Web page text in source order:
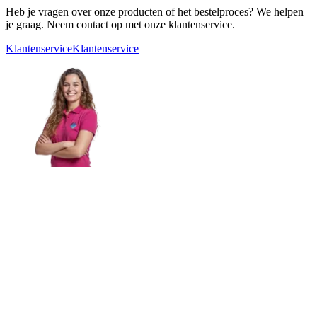
Heb je vragen over onze producten of het bestelproces? We helpen
je graag. Neem contact op met onze klantenservice.
KlantenserviceKlantenservice